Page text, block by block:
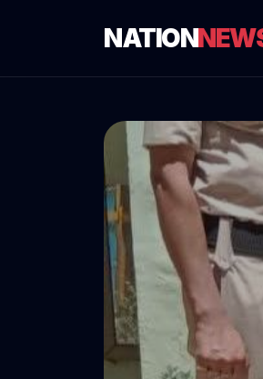
NATION